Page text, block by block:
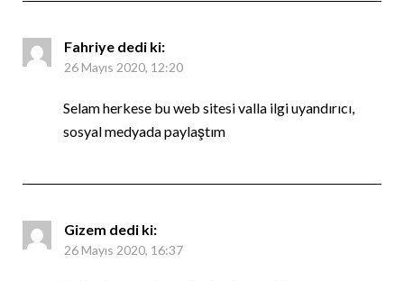
Fahriye dedi ki:
26 Mayıs 2020, 12:20
Selam herkese bu web sitesi valla ilgi uyandırıcı,
sosyal medyada paylaştım
Gizem dedi ki:
26 Mayıs 2020, 16:37